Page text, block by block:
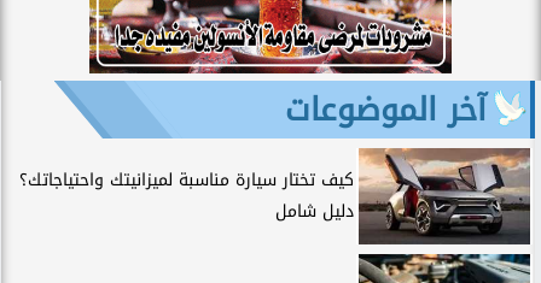
آخر الموضوعات
كيف تختار سيارة مناسبة لميزانيتك واحتياجاتك؟
دليل شامل